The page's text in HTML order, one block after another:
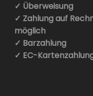
✓ Überweisung
✓ Zahlung auf
möglich
✓ Barzahlung
✓ EC-